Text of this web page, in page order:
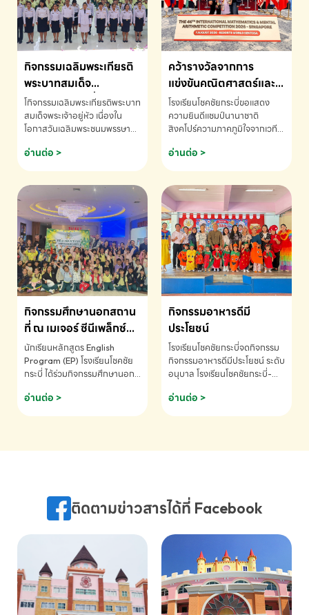
กิจกรรมเฉลิมพระเกียรติ
พระบาทสมเด็จ
พระเจ้าอยู่หัว เนื่องใน
โอกาสวันเฉลิม
พระชนมพรรษา
โกิจกรรมเฉลิมพระเกียรติพระบาท
สมเด็จพระเจ้าอยู่หัว เนื่องใน
โอกาสวันเฉลิมพระชนมพรรษา
ข้อมูลเพิ่มเติม โทร. 075-691910
อ่านต่อ >
คว้ารางวัลจากการ
แข่งขันคณิตศาสตร์และ
คณิตคิดเร็วนานาชาติ
ครั้งที่ 46 ประจำปี 2569
ณ ประเทศสิงคโปร์
โรงเรียนโชคชัยกระบี่ขอแสดง
ความยินดีแชมป์นานาชาติ
สิงคโปร์ความภาคภูมิใจจากเวที
ด.ช.พัทธนันท์ พรหมพันธ์ ชั้น
อนุบาล EP K3 โรงเรียนโชคชัย
แข่งขันคณิตศาสตร์และคณิตคิด
เร็วนานาชาติ ครั้งที่ 46 ประจำปี
2569 ณ ประเทศสิงคโปร์
INTERNATIONAL
MATHEMATICS AND
MENTAL ARITHMETIC
COMPETITION 2026 - ถ้วย
รางวัลรองชนะเลิศอันดับที่ 2
Mental Arithmetic
Competition K2 - ถ้วยรางวัล
รองชนะเลิศอันดับที่ 2 Mental
K2(Grop) โรงเรียนโชคชัยกระบี่-
สอบถามข้อมูลเพิ่มเติม โทร.
075-691910
อ่านต่อ >
กิจกรรมศึกษานอกสถาน
ที่ ณ เมเจอร์ ซีนีเพล็กซ์
ระดับประถมศึกษา (EP.1-
6)
นักเรียนหลักสูตร English
Program (EP) โรงเรียนโชคชัย
กระบี่ ได้ร่วมกิจกรรมศึกษานอก
ชมภาพยนตร์ Toy Story 5
(Soundtrack)เพื่อเสริมทักษะ
ภาษา ผ่านประสบการณ์การเรียนรู้
075-691910
อ่านต่อ >
กิจกรรมอาหารดีมี
ประโยชน์
โรงเรียนโชคชัยกระบี่จดกิจกรรม
กิจกรรมอาหารดีมีประโยชน์ ระดับ
อนุบาล โรงเรียนโชคชัยกระบี่-
075-691910
อ่านต่อ >
ติดตามข่าวสารได้ที่ Facebook